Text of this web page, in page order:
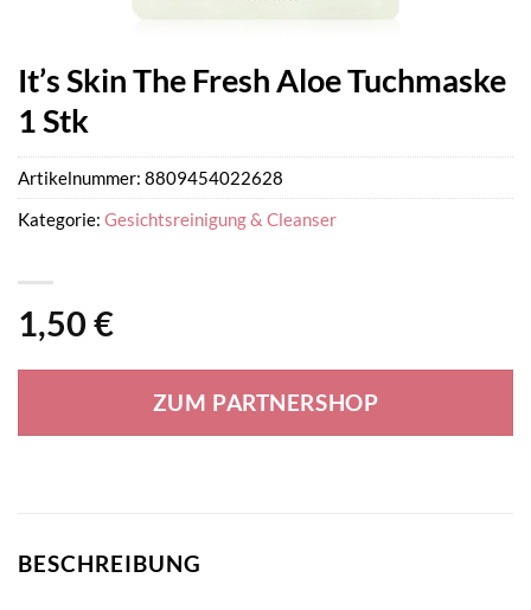
It’s Skin The Fresh Aloe Tuchmaske
1 Stk
1,50 €
ZUM PARTNERSHOP
Artikelnummer: 8809454022628
Kategorie: Gesichtsreinigung & Cleanser
BESCHREIBUNG